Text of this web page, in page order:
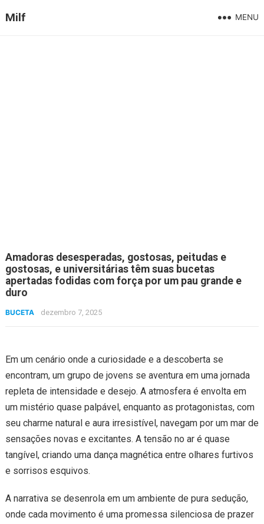
Milf MENU
Amadoras desesperadas, gostosas, peitudas e
gostosas, e universitárias têm suas bucetas
apertadas fodidas com força por um pau grande e
duro
BUCETA dezembro 7, 2025
Em um cenário onde a curiosidade e a descoberta se
encontram, um grupo de jovens se aventura em uma jornada
repleta de intensidade e desejo. A atmosfera é envolta em
um mistério quase palpável, enquanto as protagonistas, com
seu charme natural e aura irresistível, navegam por um mar de
sensações novas e excitantes. A tensão no ar é quase
tangível, criando uma dança magnética entre olhares furtivos
e sorrisos esquivos.
A narrativa se desenrola em um ambiente de pura sedução,
onde cada movimento é uma promessa silenciosa de prazer